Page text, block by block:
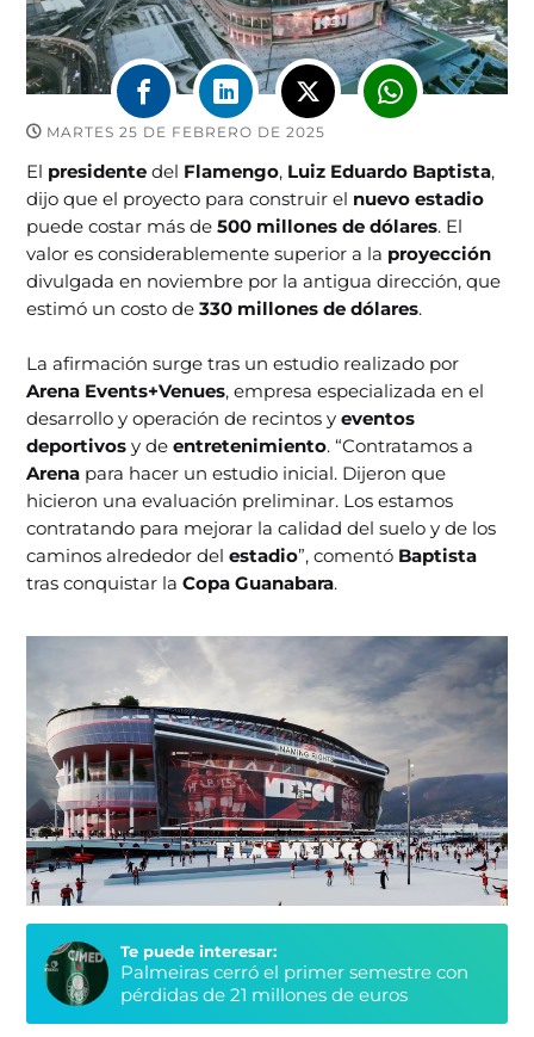
MARTES 25 DE FEBRERO DE 2025
El presidentedel Flamengo, Luiz Eduardo Baptista,
dijo que el proyecto para construir el nuevo estadio
puede costar más de500 millones de dólares. El
valor es considerablemente superior a la proyección
divulgada en noviembre por la antigua dirección, que
estimó un costo de330 millones de dólares.
La afirmación surge tras un estudio realizado por
Arena Events+Venues, empresa especializada en el
desarrollo y operación de recintos yeventos
deportivosy deentretenimiento. “Contratamos a
Arena para hacer un estudio inicial. Dijeron que
hicieron una evaluación preliminar. Los estamos
contratando para mejorar la calidad del suelo y de los
caminos alrededor delestadio”, comentó Baptista
tras conquistar laCopa Guanabara.
Te puede interesar:
Palmeiras cerró el primer semestre con
pérdidas de 21 millones de euros